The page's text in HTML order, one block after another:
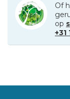
Of
op
+31